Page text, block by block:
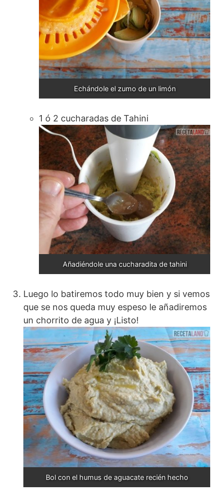
Echándole el zumo de un limón
1 ó 2 cucharadas de Tahini
Añadiéndole una cucharadita de tahini
Luego lo batiremos todo muy bien y si vemos
que se nos queda muy espeso le añadiremos
un chorrito de agua y ¡Listo!
Bol con el humus de aguacate recién hecho